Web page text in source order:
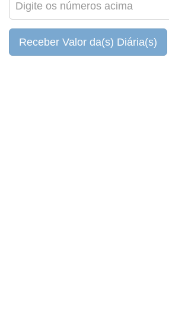
Receber Valor da(s) Diária(s)